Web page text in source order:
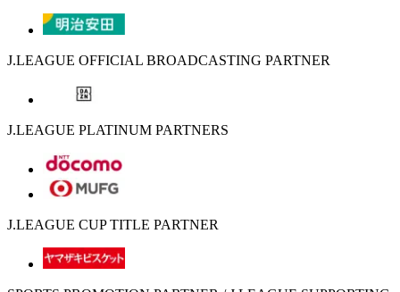
J.LEAGUE OFFICIAL BROADCASTING PARTNER
J.LEAGUE PLATINUM PARTNERS
J.LEAGUE CUP TITLE PARTNER